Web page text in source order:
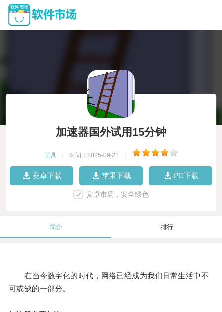
加速器国外试用15分钟
工具 时间：2025-09-21
安卓下载 苹果下载 PC下载
安卓市场，安全绿色
简介 排行
在当今数字化的时代，网络已经成为我们日常生活中不
可或缺的一部分。